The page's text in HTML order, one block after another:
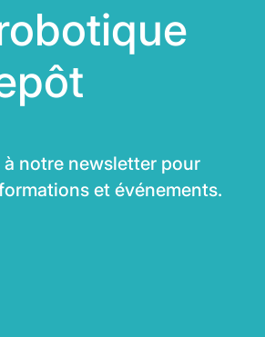
notre newsletter pour
et événements.